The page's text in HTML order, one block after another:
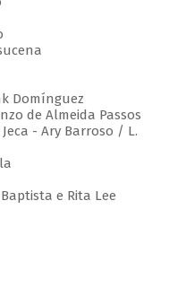
Domínguez
de Almeida Passos
- Ary Barroso / L.
e Rita Lee